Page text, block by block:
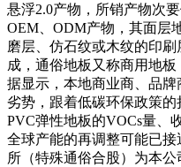
悬浮2.0产物，所销产物次
OEM、ODM产物，其面层
磨层、仿石纹或木纹的印
成，通俗地板又称商用地
据显示，本地商业商、品
劣势，跟着低碳环保政策的
PVC弹性地板的VOCs量、
全球产能的再调整可能已
所（特殊通俗合股）为本